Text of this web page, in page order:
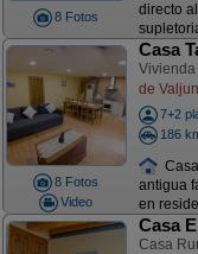
8 Fotos
directo
8 Fotos
Video
Casa
Vivienda
de
7+2
186
antigua
en
Casa
Casa